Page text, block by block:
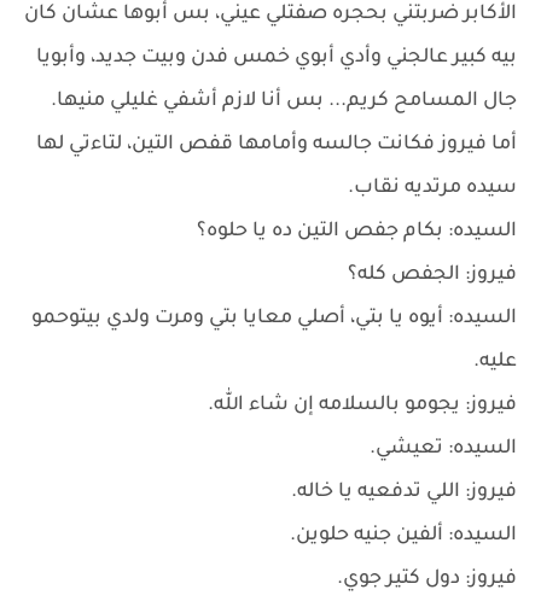
الأكابر ضربتني بحجره صفتلي عيني، بس أبوها عشان كان
بيه كبير عالجني وأدي أبوي خمس فدن وبيت جديد، وأبويا
جال المسامح كريم... بس أنا لازم أشفي غليلي منيها.
أما فيروز فكانت جالسه وأمامها قفص التين، لتاءتي لها
سيده مرتديه نقاب.
السيده: بكام جفص التين ده يا حلوه؟
فيروز: الجفص كله؟
السيده: أيوه يا بتي، أصلي معايا بتي ومرت ولدي بيتوحمو
عليه.
فيروز: يجومو بالسلامه إن شاء الله.
السيده: تعيشي.
فيروز: اللي تدفعيه يا خاله.
السيده: ألفين جنيه حلوين.
فيروز: دول كتير جوي.